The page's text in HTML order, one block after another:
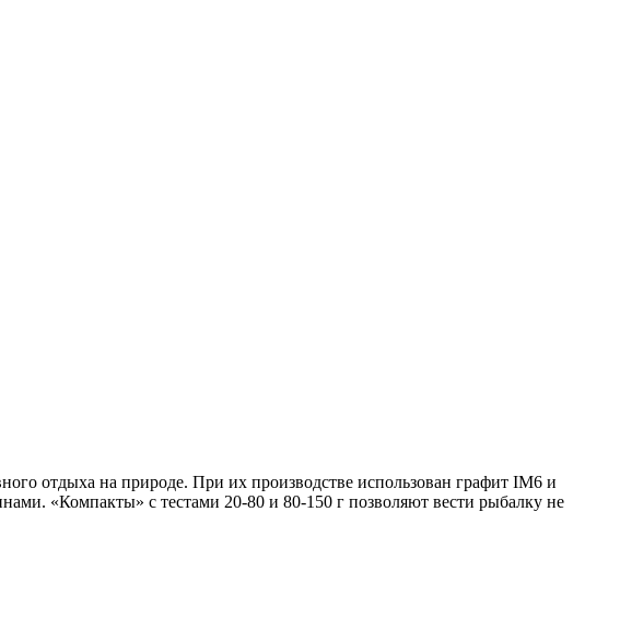
отдыха на природе. При их производстве использован графит IM6 и
«Компакты» с тестами 20-80 и 80-150 г позволяют вести рыбалку не